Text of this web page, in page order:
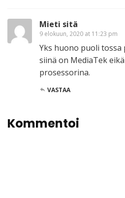
Mieti sitä
9 elokuun, 2020 at 11:23 pm
Yks huono puoli tossa
siinä on MediaTek
prosessorina.
VASTAA
Kommentoi